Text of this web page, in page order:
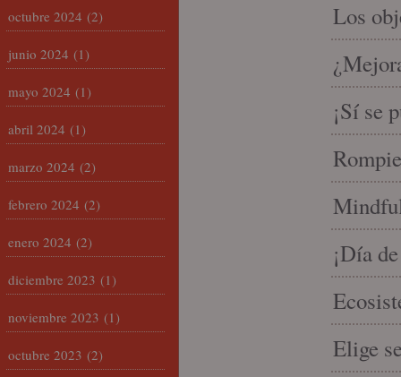
Los
¡Sí se
¡Día
Elige
octubre 2024 (2)
junio 2024 (1)
mayo 2024 (1)
abril 2024 (1)
marzo 2024 (2)
febrero 2024 (2)
enero 2024 (2)
diciembre 2023 (1)
noviembre 2023 (1)
octubre 2023 (2)